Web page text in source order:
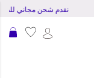
نقدم شحن مجاني للطلبات بقمية